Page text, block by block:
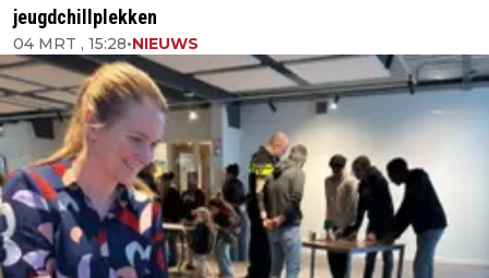
jeugdchillplekken
04 MRT , 15:28•NIEUWS